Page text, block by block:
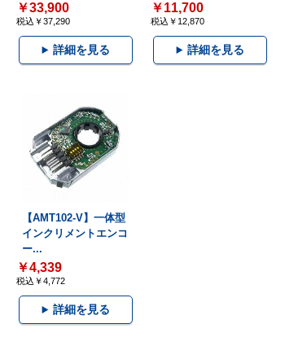
￥33,900
税込￥37,290
詳細を見る
￥11,700
税込￥12,870
詳細を見る
【AMT102-V】一体型
インクリメントエンコ
ー...
￥4,339
税込￥4,772
詳細を見る